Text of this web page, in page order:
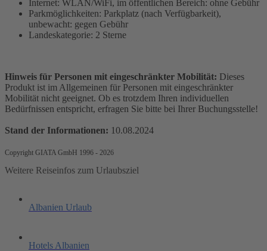
Internet: WLAN/WiFi, im öffentlichen Bereich: ohne Gebühr
Parkmöglichkeiten: Parkplatz (nach Verfügbarkeit),
unbewacht: gegen Gebühr
Landeskategorie: 2 Sterne
Hinweis für Personen mit eingeschränkter Mobilität: Dieses
Produkt ist im Allgemeinen für Personen mit eingeschränkter
Mobilität nicht geeignet. Ob es trotzdem Ihren individuellen
Bedürfnissen entspricht, erfragen Sie bitte bei Ihrer Buchungsstelle!
Stand der Informationen: 10.08.2024
Copyright GIATA GmbH 1996 - 2026
Weitere Reiseinfos zum Urlaubsziel
Albanien Urlaub
Hotels Albanien